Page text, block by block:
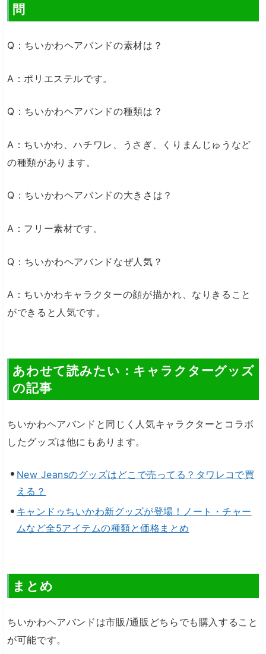
問
Q：ちいかわヘアバンドの素材は？
A：ポリエステルです。
Q：ちいかわヘアバンドの種類は？
A：ちいかわ、ハチワレ、うさぎ、くりまんじゅうなど
の種類があります。
Q：ちいかわヘアバンドの大きさは？
A：フリー素材です。
Q：ちいかわヘアバンドなぜ人気？
A：ちいかわキャラクターの顔が描かれ、なりきること
ができると人気です。
あわせて読みたい：キャラクターグッズ
の記事
ちいかわヘアバンドと同じく人気キャラクターとコラボ
したグッズは他にもあります。
New Jeansのグッズはどこで売ってる？タワレコで買
える？
キャンドゥちいかわ新グッズが登場！ノート・チャー
ムなど全5アイテムの種類と価格まとめ
まとめ
ちいかわヘアバンドは市販/通販どちらでも購入すること
が可能です。